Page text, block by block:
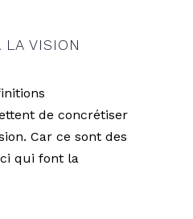
LA VISION
de concrétiser
Car ce sont des
qui font la